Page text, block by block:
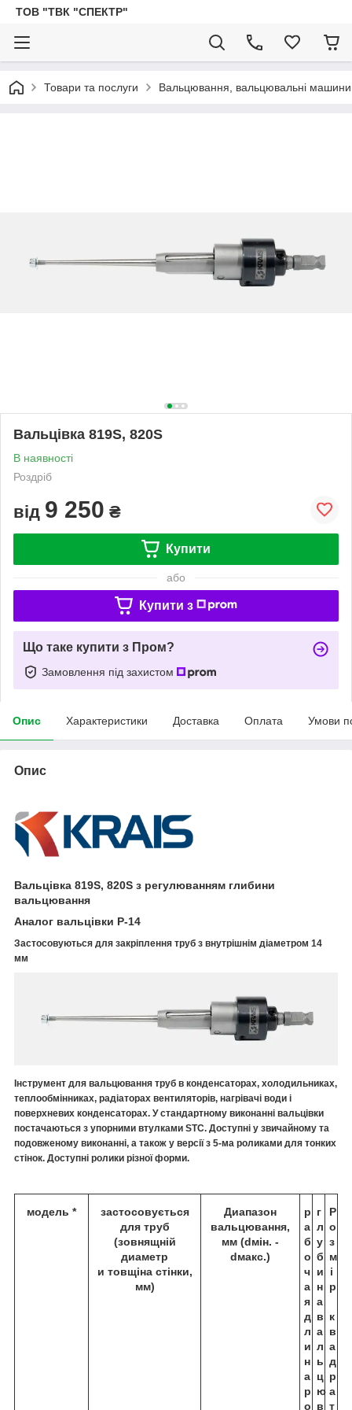
ТОВ "ТВК "СПЕКТР"
Товари та послуги Вальцювання, вальцювальні
Вальцівка 819S, 820S
В наявності
Роздріб
від 9 250 ₴
Купити
або
Купити з
Що таке купити з Пром?
Замовлення під захистом
Опис Характеристики Доставка Оплата Умови
Опис
Вальцівка 819S, 820S з регулюванням глибини
вальцювання
Аналог вальцівки Р-14
Застосовуються для закріплення труб з внутрішнім діаметром 14
мм
Інструмент для вальцювання труб в конденсаторах, холодильниках,
теплообмінниках, радіаторах вентиляторів, нагрівачі води і
поверхневих конденсаторах. У стандартному виконанні вальцівки
постачаються з упорними втулками STC. Доступні у звичайному та
подовженому виконанні, а також у версії з 5-ма роликами для тонких
стінок. Доступні ролики різної форми.
модель *
застосовується
для труб
(зовнящній
диаметр
и товщіна стінки,
мм)
Диапазон
вальцювання,
мм (dмін. -
dмакс.)
р
а
б
о
ч
а
я
д
л
и
н
а
р
о
г
л
у
б
и
н
а
в
а
л
ь
ц
ю
в
Р
о
з
м
і
р
к
в
а
д
р
а
т